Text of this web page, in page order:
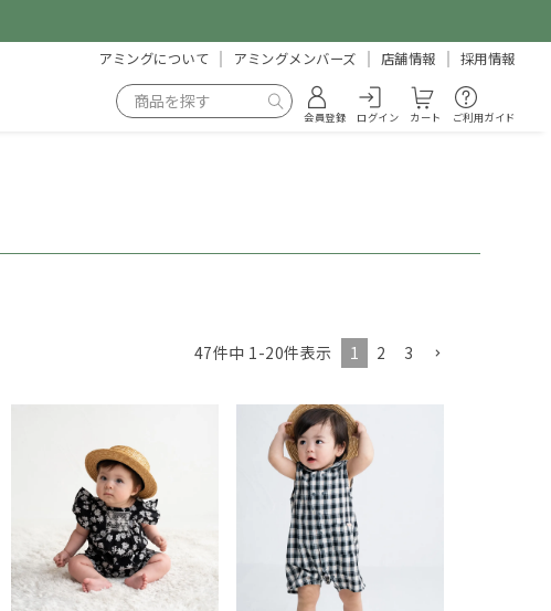
アミングについて アミングメンバーズ 店舗情報 採用情報
会員登録 ログイン カート ご利用ガイド
47件中 1-20件表示 1 2 3